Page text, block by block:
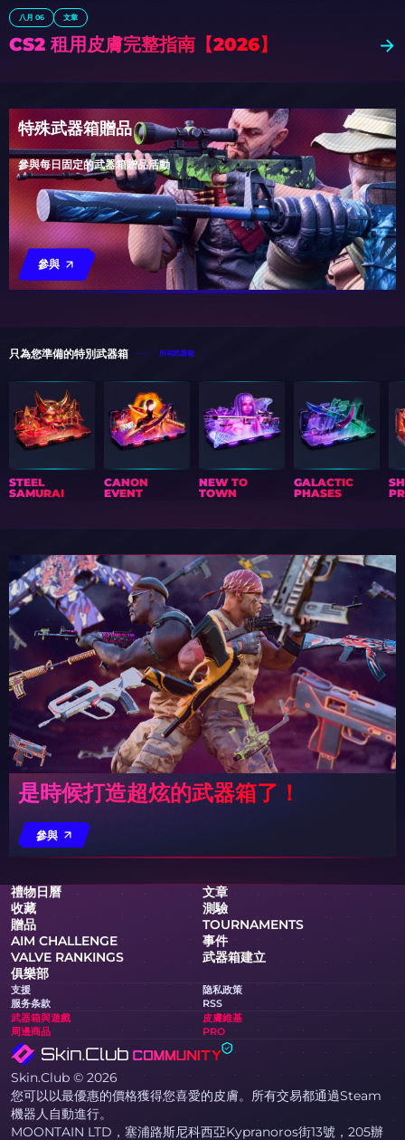
八月 06 文章
CS2 租用皮膚完整指南【2026】
特殊武器箱贈品
參與每日固定的武器箱贈品活動
參與
只為您準備的特別武器箱 所有武器箱
STEEL
SAMURAI
CANON
EVENT
NEW TO
TOWN
GALACTIC
PHASES
是時候打造超炫的武器箱了！
參與
禮物日曆
文章
收藏
測驗
贈品
TOURNAMENTS
AIM CHALLENGE
事件
VALVE RANKINGS
武器箱建立
俱樂部
支援
隐私政策
服务条款
RSS
武器箱與遊戲
皮膚維基
周邊商品
PRO
Skin.Club © 2026
您可以以最優惠的價格獲得您喜愛的皮膚。所有交易都通過Steam
機器人自動進行。
MOONTAIN LTD，塞浦路斯尼科西亞Kypranoros街13號，205辦